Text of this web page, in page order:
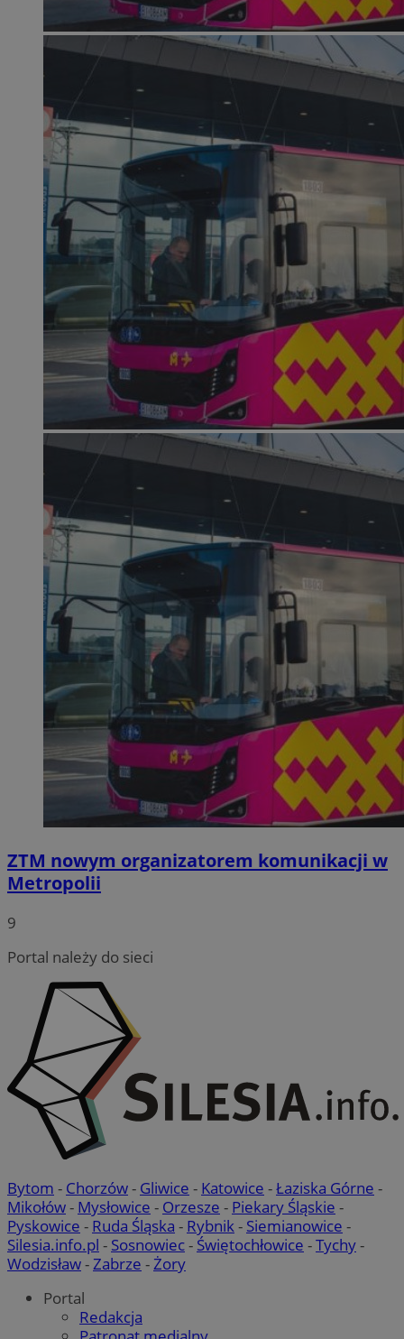
ZTM nowym organizatorem komunikacji w
Metropolii
9
Portal należy do sieci
Bytom - Chorzów- Gliwice - Katowice -Łaziska Górne -
Mikołów- Mysłowice - Orzesze - Piekary Śląskie -
Pyskowice - Ruda Śląska - Rybnik- Siemianowice -
Silesia.info.pl - Sosnowiec- Świętochłowice -Tychy-
Wodzisław-Zabrze -Żory
Portal
Redakcja